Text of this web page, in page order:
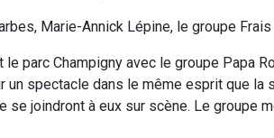
Marie-Annick Lépine, le groupe
le parc Champigny avec le groupe Papa
spectacle dans le même esprit que la
joindront à eux sur scène. Le groupe